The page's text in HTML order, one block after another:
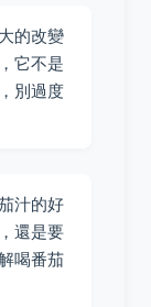
的改變
它不是
別過度
汁的好
還是要
喝番茄